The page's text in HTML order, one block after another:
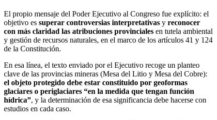
El propio mensaje del Poder Ejecutivo al Congreso fue explícito: el
objetivo es superar controversias interpretativas y reconocer
con más claridad las atribuciones provinciales en tutela ambiental
y gestión de recursos naturales, en el marco de los artículos 41 y 124
de la Constitución.
En esa línea, el texto enviado por el Ejecutivo recoge un planteo
clave de las provincias mineras (Mesa del Litio y Mesa del Cobre):
el objeto protegido debe estar constituido por geoformas
glaciares o periglaciares “en la medida que tengan función
hídrica”, y la determinación de esa significancia debe hacerse con
estudios en cada caso.